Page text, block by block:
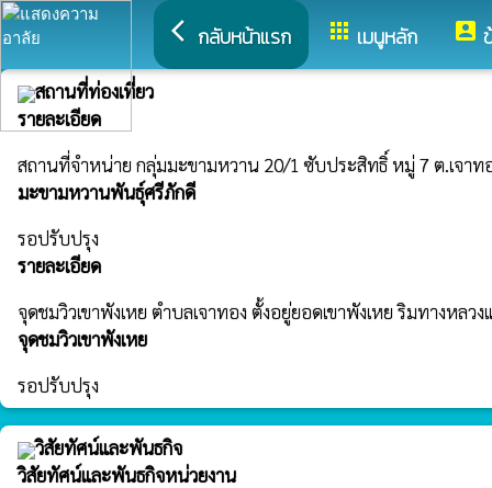
arrow_back_ios กลับหน้าแรก apps เมนูหลัก account_box
สถานที่ท่องเที่ยว
รายละเอียด
สถานที่จำหน่าย กลุ่มมะขามหวาน 20/1 ซับประสิทธิ์ หมู่ 7 ต.เจา
มะขามหวานพันธุ์ศรีภักดี
รอปรับปรุง
รายละเอียด
จุดชมวิวเขาพังเหย ตำบลเจาทอง ตั้งอยู่ยอดเขาพังเหย ริมทางห
จุดชมวิวเขาพังเหย
รอปรับปรุง
วิสัยทัศน์และพันธกิจ
วิสัยทัศน์และพันธกิจหน่วยงาน